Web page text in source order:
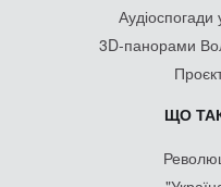
3D-панорами
ЩО